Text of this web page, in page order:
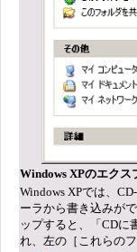
Windows XPのエクス
Windows XPでは、
ーラから書き込みが
ップすると、「CDに
れ、左の［これらの